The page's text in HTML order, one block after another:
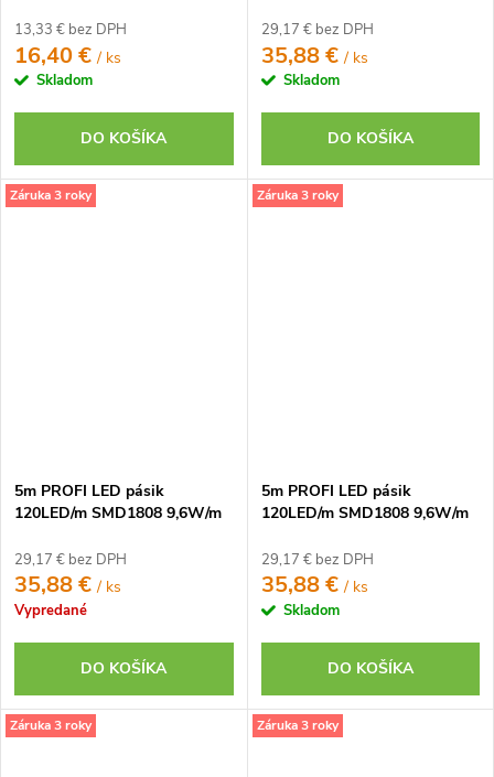
13,33 € bez DPH
16,40 €/ ks
Skladom
DO KOŠÍKA
12V
29,17 € bez DPH
35,88 €/ ks
Skladom
DO KOŠÍKA
Záruka 3 roky
5m PROFI LED pásik
120LED/m SMD1808 9,6W/m
24V
29,17 € bez DPH
35,88 €/ ks
Vypredané
DO KOŠÍKA
Záruka 3 roky
5m PROFI LED pásik
120LED/m SMD1808 9,6W/m
29,17 € bez DPH
35,88 €/ ks
Skladom
DO KOŠÍKA
Záruka 3 roky Záruka 3 roky